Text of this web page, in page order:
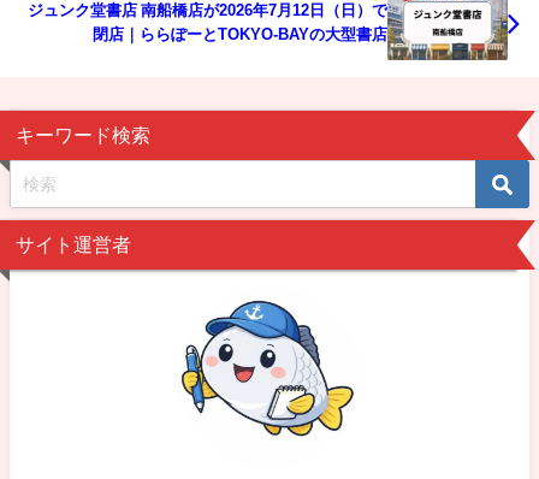
ジュンク堂書店 南船橋店が2026年7月12日（日）で
閉店｜ららぽーとTOKYO-BAYの大型書店
キーワード検索
サイト運営者